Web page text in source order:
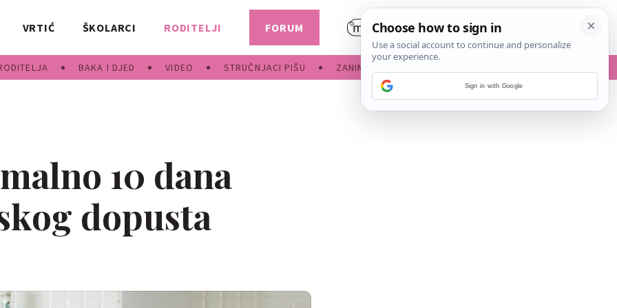
VRTIĆ ŠKOLARCI RODITELJI
BAKA I DJED VIDEO STRUČNJACI PIŠU ZANIMLJIVOSTI
FORUM
10 dana
dopusta
Sign in with Google